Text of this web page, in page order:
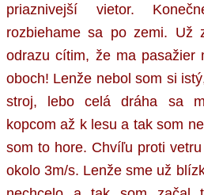
priaznivejší vietor.
rozbiehame sa po zemi. Už
odrazu cítim, že ma
oboch! Lenže nebol som si
stroj, lebo celá dráha sa
kopcom až k lesu a tak som
som to hore. Chvíľu proti
okolo 3m/s. Lenže sme už